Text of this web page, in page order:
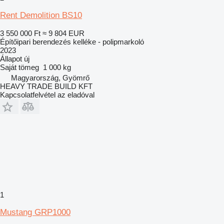
Rent Demolition BS10
3 550 000 Ft ≈ 9 804 EUR
Építőipari berendezés kelléke - polipmarkoló
2023
Állapot új
Saját tömeg 1 000 kg
Magyarország, Gyömrő
HEAVY TRADE BUILD KFT
Kapcsolatfelvétel az eladóval
1
Mustang GRP1000